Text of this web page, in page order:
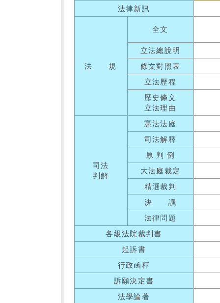
法律新訊
法 規
全文
立法總說明
條文對照表
立法歷程
歷史條文
立法理由
司法
判解
憲法法庭
司法解釋
原 判 例
大法庭裁定
精選裁判
決 議
法律問題
各級法院裁判書
起訴書
行政函釋
訴願決定書
法學論著